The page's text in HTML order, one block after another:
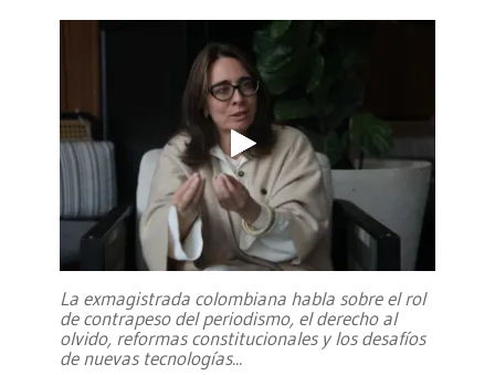
La exmagistrada colombiana habla sobre el rol
de contrapeso del periodismo, el derecho al
olvido, reformas constitucionales y los desafíos
de nuevas tecnologías...